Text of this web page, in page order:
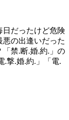
だったけど危険
の出逢いだった
禁.断.婚.約.」の
.撃.婚.約.」「電.